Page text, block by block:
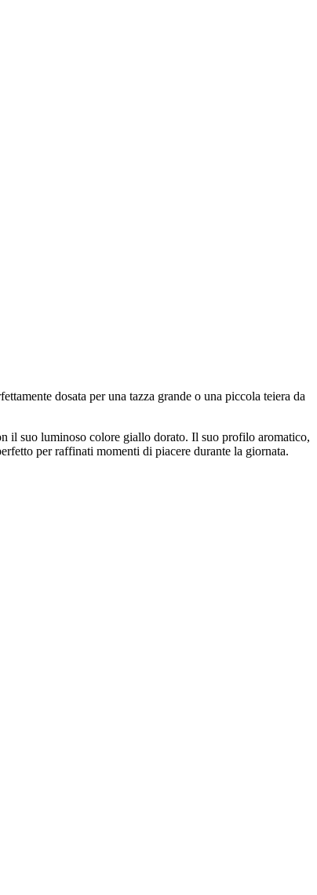
dosata per una tazza grande o una piccola teiera da
il suo luminoso colore giallo dorato. Il suo profilo aromatico,
per raffinati momenti di piacere durante la giornata.